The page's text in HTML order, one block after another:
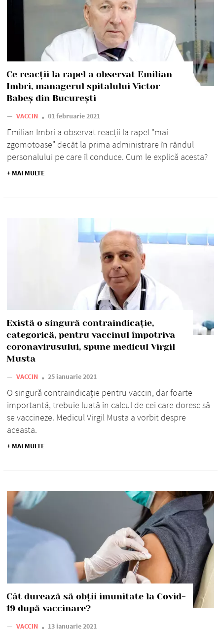
Ce reacții la rapel a observat Emilian
Imbri, managerul spitalului Victor
Babeș din București
— VACCIN 01 februarie 2021
Emilian Imbri a observat reacții la rapel "mai
zgomotoase" decât la prima administrare în rândul
personalului pe care îl conduce. Cum le explică acesta?
+ MAI MULTE
Există o singură contraindicație,
categorică, pentru vaccinul împotriva
coronavirusului, spune medicul Virgil
Musta
— VACCIN 25 ianuarie 2021
O singură contraindicație pentru vaccin, dar foarte
importantă, trebuie luată în calcul de cei care doresc să
se vaccineze. Medicul Virgil Musta a vorbit despre
aceasta.
+ MAI MULTE
Cât durează să obții imunitate la Covid-
19 după vaccinare?
— VACCIN 13 ianuarie 2021